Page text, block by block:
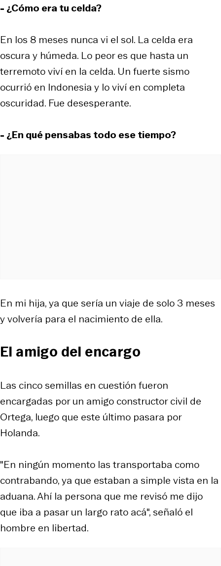
- ¿Cómo era tu celda?
En los 8 meses nunca vi el sol. La celda era
oscura y húmeda. Lo peor es que hasta un
terremoto viví en la celda. Un fuerte sismo
ocurrió en Indonesia y lo viví en completa
oscuridad. Fue desesperante.
- ¿En qué pensabas todo ese tiempo?
En mi hija, ya que sería un viaje de solo 3 meses
y volvería para el nacimiento de ella.
El amigo del encargo
Las cinco semillas en cuestión fueron
encargadas por un amigo constructor civil de
Ortega, luego que este último pasara por
Holanda.
"En ningún momento las transportaba como
contrabando, ya que estaban a simple vista en la
aduana. Ahí la persona que me revisó me dijo
que iba a pasar un largo rato acá", señaló el
hombre en libertad.